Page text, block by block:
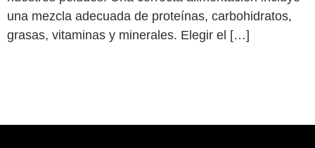
una mezcla adecuada de proteínas, carbohidratos,
grasas, vitaminas y minerales. Elegir el […]